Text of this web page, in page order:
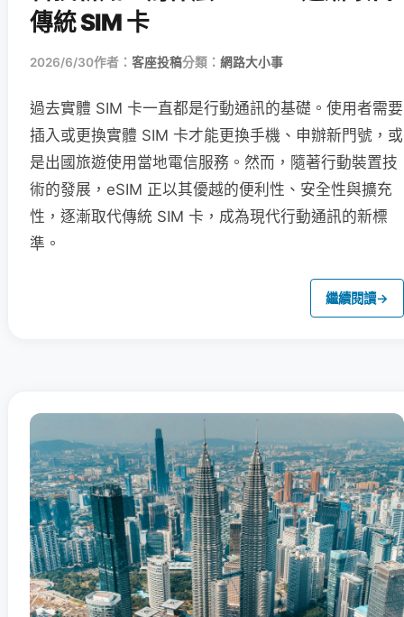
傳統 SIM 卡
2026/6/30作者： 客座投稿分類： 網路大小事
過去實體 SIM 卡一直都是行動通訊的基礎。使用者需要
插入或更換實體 SIM 卡才能更換手機、申辦新門號，或
是出國旅遊使用當地電信服務。然而，隨著行動裝置技
術的發展，eSIM 正以其優越的便利性、安全性與擴充
性，逐漸取代傳統 SIM 卡，成為現代行動通訊的新標
準。
繼續閱讀→